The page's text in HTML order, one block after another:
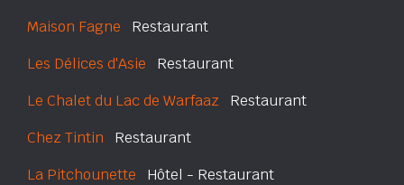
Maison Fagne Restaurant
Les Délices d'Asie Restaurant
Le Chalet du Lac de Warfaaz Restaurant
Chez Tintin Restaurant
La Pitchounette Hôtel - Restaurant